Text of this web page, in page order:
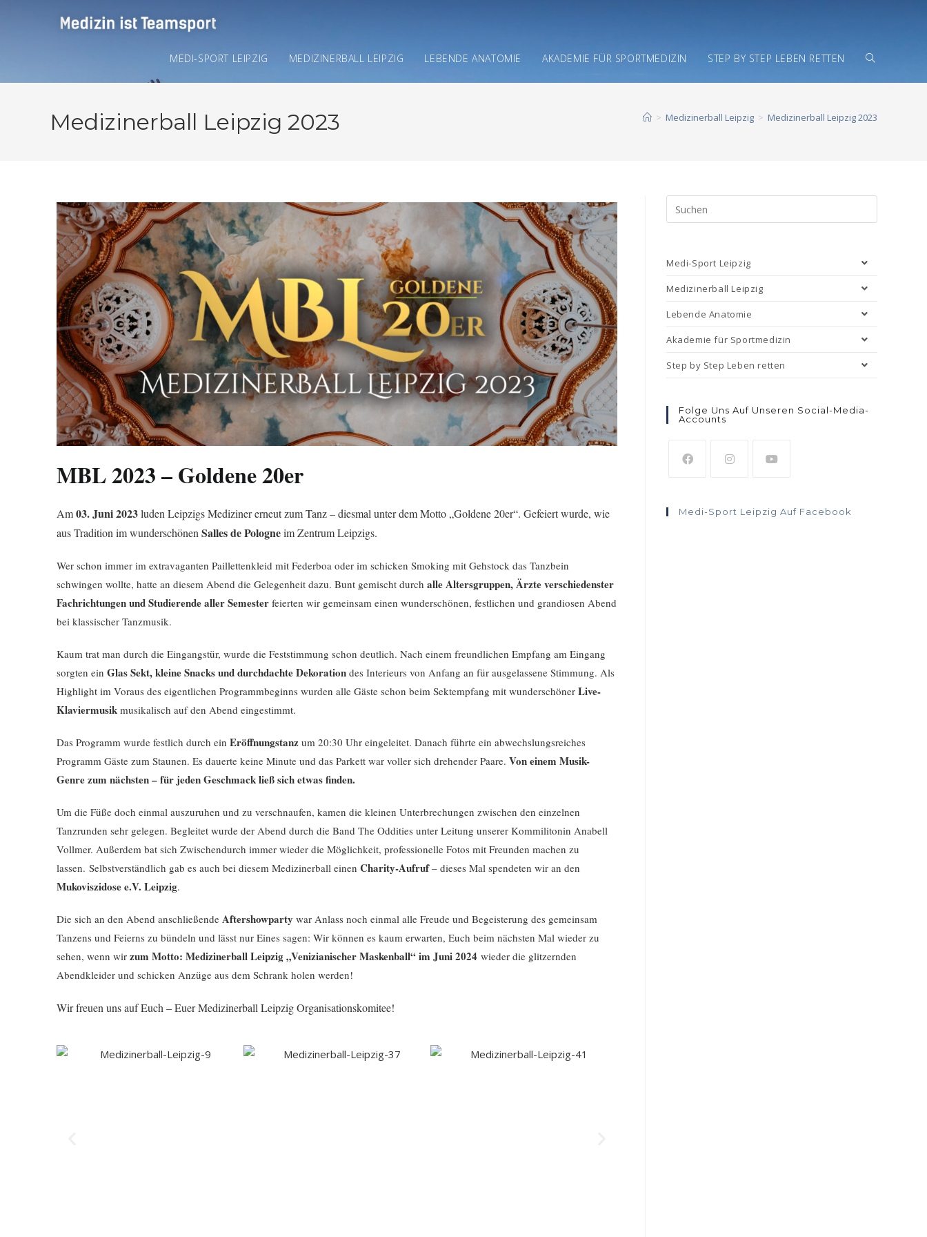
MEDI-SPORT LEIPZIG MEDIZINERBALL LEIPZIG LEBENDE ANATOMIE AKADEMIE FÜR SPORTMEDIZIN STEP BY STEP LEBEN RETTEN
Medizinerball Leipzig 2023 > Medizinerball Leipzig > Medizinerball Leipzig 2023
MBL 2023 – Goldene 20er
Am03. Juni 2023luden Leipzigs Mediziner erneut zum Tanz – diesmal unter dem Motto „Goldene 20er“. Gefeiert wurde, wie
aus Tradition im wunderschönenSalles de Pologneim Zentrum Leipzigs.
Wer schon immer im extravaganten Paillettenkleid mit Federboa oder im schicken Smoking mit Gehstock das Tanzbein
schwingen wollte, hatte an diesem Abend die Gelegenheit dazu. Bunt gemischt durch alle Altersgruppen, Ärzte verschiedenster
Fachrichtungen und Studierende aller Semester feierten wir gemeinsam einen wunderschönen, festlichen und grandiosen Abend
bei klassischer Tanzmusik.
Kaum trat man durch die Eingangstür, wurde die Feststimmung schon deutlich. Nach einem freundlichen Empfang am Eingang
sorgten ein Glas Sekt, kleine Snacks und durchdachte Dekoration des Interieurs von Anfang an für ausgelassene Stimmung. Als
Highlight im Voraus des eigentlichen Programmbeginns wurden alle Gäste schon beim Sektempfang mit wunderschöner Live-
Klaviermusik musikalisch auf den Abend eingestimmt.
Das Programm wurde festlich durch ein Eröffnungstanz um 20:30 Uhr eingeleitet. Danach führte ein abwechslungsreiches
Programm Gäste zum Staunen. Es dauerte keine Minute und das Parkett war voller sich drehender Paare. Von einem Musik-
Genre zum nächsten – für jeden Geschmack ließ sich etwas finden.
Um die Füße doch einmal auszuruhen und zu verschnaufen, kamen die kleinen Unterbrechungen zwischen den einzelnen
Tanzrunden sehr gelegen. Begleitet wurde der Abend durch die Band The Oddities unter Leitung unserer Kommilitonin Anabell
Vollmer. Außerdem bat sich Zwischendurch immer wieder die Möglichkeit, professionelle Fotos mit Freunden machen zu
lassen. Selbstverständlich gab es auch bei diesem Medizinerball einen Charity-Aufruf– dieses Mal spendeten wir an den
Mukoviszidose e.V. Leipzig.
Die sich an den Abend anschließende Aftershowparty war Anlass noch einmal alle Freude und Begeisterung des gemeinsam
Tanzens und Feierns zu bündeln und lässt nur Eines sagen: Wir können es kaum erwarten, Euch beim nächsten Mal wieder zu
sehen, wenn wir zum Motto: Medizinerball Leipzig „Venizianischer Maskenball“ im Juni 2024 wieder die glitzernden
Abendkleider und schicken Anzüge aus dem Schrank holen werden!
Wir freuen uns auf Euch – Euer Medizinerball Leipzig Organisationskomitee!
Medi-Sport Leipzig
Medizinerball Leipzig
Lebende Anatomie
Akademie für Sportmedizin
Step by Step Leben retten
Folge Uns Auf Unseren Social-Media-
Accounts
Medi-Sport Leipzig Auf Facebook